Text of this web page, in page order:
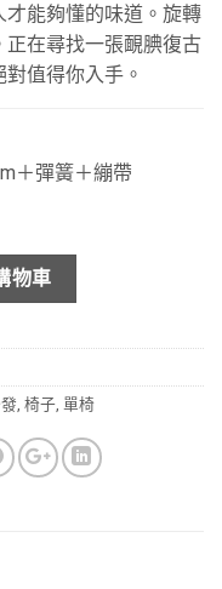
能夠懂的味道。旋轉
在尋找一張靦腆復古
值得你入手。
＋彈簧＋繃帶
物車
椅子 單椅